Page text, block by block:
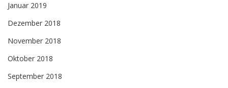
Januar 2019
Dezember 2018
November 2018
Oktober 2018
September 2018